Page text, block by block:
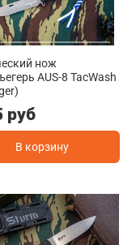
нож
AUS-8 TacWash
руб
В корзину